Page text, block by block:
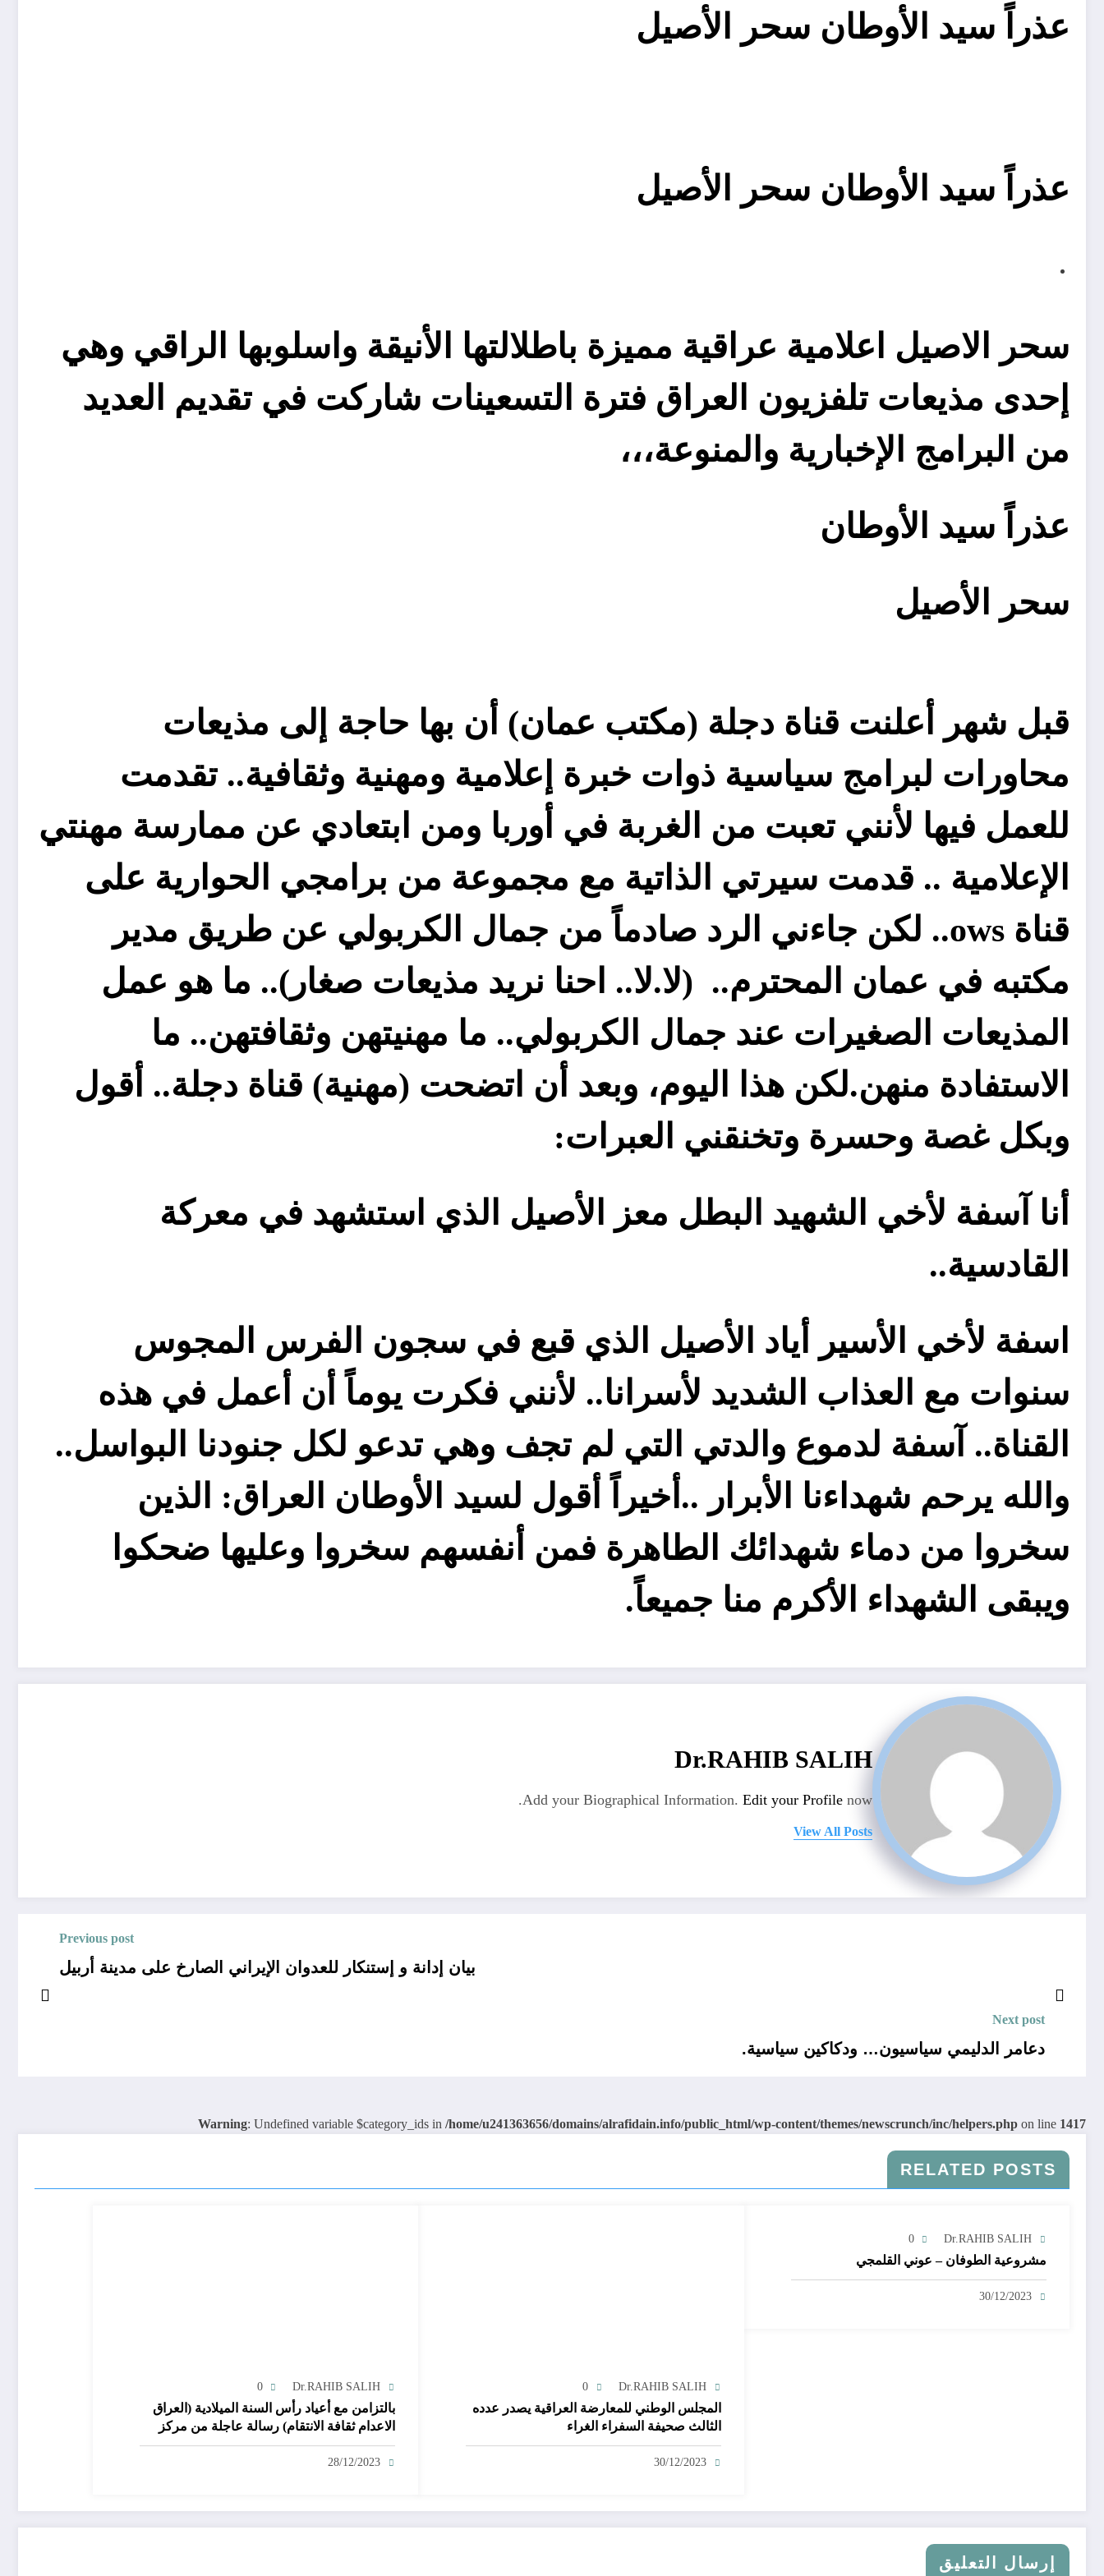
عذراً سيد الأوطان سحر الأصيل
عذراً سيد الأوطان سحر الأصيل
سحر الاصيل اعلامية عراقية مميزة باطلالتها الأنيقة واسلوبها الراقي وهي
إحدى مذيعات تلفزيون العراق فترة التسعينات شاركت في تقديم العديد
من البرامج الإخبارية والمنوعة،،،
عذراً سيد الأوطان
سحر الأصيل
قبل شهر أعلنت قناة دجلة (مكتب عمان) أن بها حاجة إلى مذيعات
محاورات لبرامج سياسية ذوات خبرة إعلامية ومهنية وثقافية.. تقدمت
للعمل فيها لأنني تعبت من الغربة في أوربا ومن ابتعادي عن ممارسة مهنتي
الإعلامية .. قدمت سيرتي الذاتية مع مجموعة من برامجي الحوارية على
قناة ows.. لكن جاءني الرد صادماً من جمال الكربولي عن طريق مدير
مكتبه في عمان المحترم.. (لا.لا.. احنا نريد مذيعات صغار).. ما هو عمل
المذيعات الصغيرات عند جمال الكربولي.. ما مهنيتهن وثقافتهن.. ما
الاستفادة منهن.لكن هذا اليوم، وبعد أن اتضحت (مهنية) قناة دجلة.. أقول
وبكل غصة وحسرة وتخنقني العبرات:
أنا آسفة لأخي الشهيد البطل معز الأصيل الذي استشهد في معركة
القادسية..
اسفة لأخي الأسير أياد الأصيل الذي قبع في سجون الفرس المجوس
سنوات مع العذاب الشديد لأسرانا.. لأنني فكرت يوماً أن أعمل في هذه
القناة.. آسفة لدموع والدتي التي لم تجف وهي تدعو لكل جنودنا البواسل..
والله يرحم شهداءنا الأبرار ..أخيراً أقول لسيد الأوطان العراق: الذين
سخروا من دماء شهدائك الطاهرة فمن أنفسهم سخروا وعليها ضحكوا
ويبقى الشهداء الأكرم منا جميعاً.
Dr.RAHIB SALIH
Add your Biographical Information. Edit your Profile now.
View All Posts
Previous post
بيان إدانة و إستنكار للعدوان الإيراني الصارخ على مدينة أربيل
Next post
دعامر الدليمي سياسيون… ودكاكين سياسية.
Warning: Undefined variable $category_ids in /home/u241363656/domains/alrafidain.info/public_html/wp-content/themes/newscrunch/inc/helpers.php on line 1417
RELATED POSTS
Dr.RAHIB SALIH
0
مشروعية الطوفان – عوني القلمجي
30/12/2023
Dr.RAHIB SALIH
0
المجلس الوطني للمعارضة العراقية يصدر عدده
الثالث صحيفة السفراء الغراء
30/12/2023
Dr.RAHIB SALIH
0
بالتزامن مع أعياد رأس السنة الميلادية (العراق
الاعدام ثقافة الانتقام) رسالة عاجلة من مركز
الرافدين الدولي للعدالة وحقوق الانسان الى
الامين العام للامم المتحدة بخصوص تنفيذ احكام
28/12/2023
إرسال التعليق